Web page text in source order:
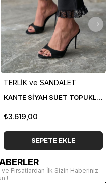
TERLİK ve SANDALET
KANTE SİYAH SÜET TOPUKLU TERLİK
₺3.619,00
SEPETE EKLE
Fırsatlardan İlk Sizin Haberiniz
!